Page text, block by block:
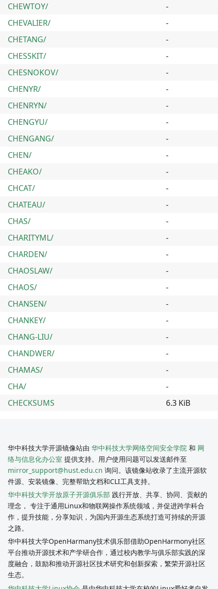
CHEWTOY/
-
CHEVALIER/
-
CHETANG/
-
CHESSKIT/
-
CHESNOKOV/
-
CHENYR/
-
CHENRYN/
-
CHENGYU/
-
CHENGANG/
-
CHEN/
-
CHEAKO/
-
CHCAT/
-
CHATEAU/
-
CHAS/
-
CHARITYML/
-
CHARDEN/
-
CHAOSLAW/
-
CHAOS/
-
CHANSEN/
-
CHANKEY/
-
CHANG-LIU/
-
CHANDWER/
-
CHAMAS/
-
CHA/
-
CHECKSUMS
6.3 KiB
华中科技大学开源镜像站由 华中科技大学网络空间安全学院 和 网
络与信息化办公室 提供支持。用户使用问题可以发送邮件至
mirror_support@hust.edu.cn 询问。该镜像站收录了主流开源软
件源、安装镜像、完整帮助文档和CLI工具支持。
华中科技大学开放原子开源俱乐部 践行开放、共享、协同、贡献的
理念， 专注于通用Linux和物联网操作系统领域，并促进跨学科合
作，提升技能，分享知识，为国内开源生态系统打造可持续的开源
之路。
华中科技大学OpenHarmany技术俱乐部借助OpenHarmony社区
平台推动开源技术和产学研合作，通过校内教学与俱乐部实践的深
度融合，鼓励和推动开源社区技术研究和创新探索，繁荣开源社区
生态。